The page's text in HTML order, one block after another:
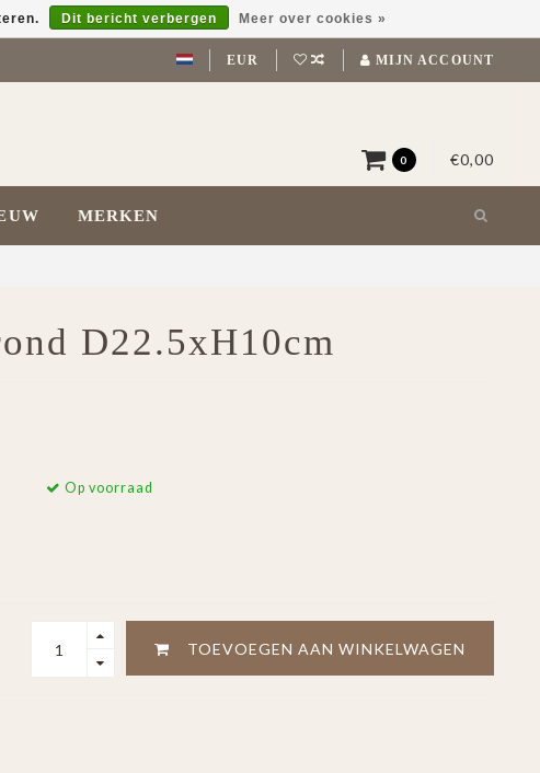
EUR MIJN ACCOUNT
0 €0,00
MERKEN
D22.5xH10cm
Op voorraad
TOEVOEGEN AAN WINKELWAGEN
Dit bericht verbergen Meer over cookies »